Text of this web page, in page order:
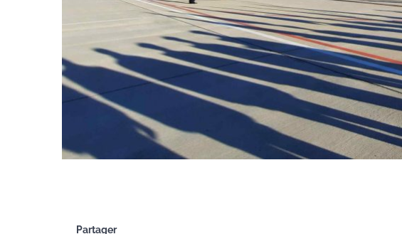
Partager